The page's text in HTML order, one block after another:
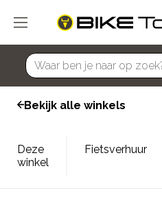
home
Bekijk alle winkels
Deze
winkel
Fietsverhuur